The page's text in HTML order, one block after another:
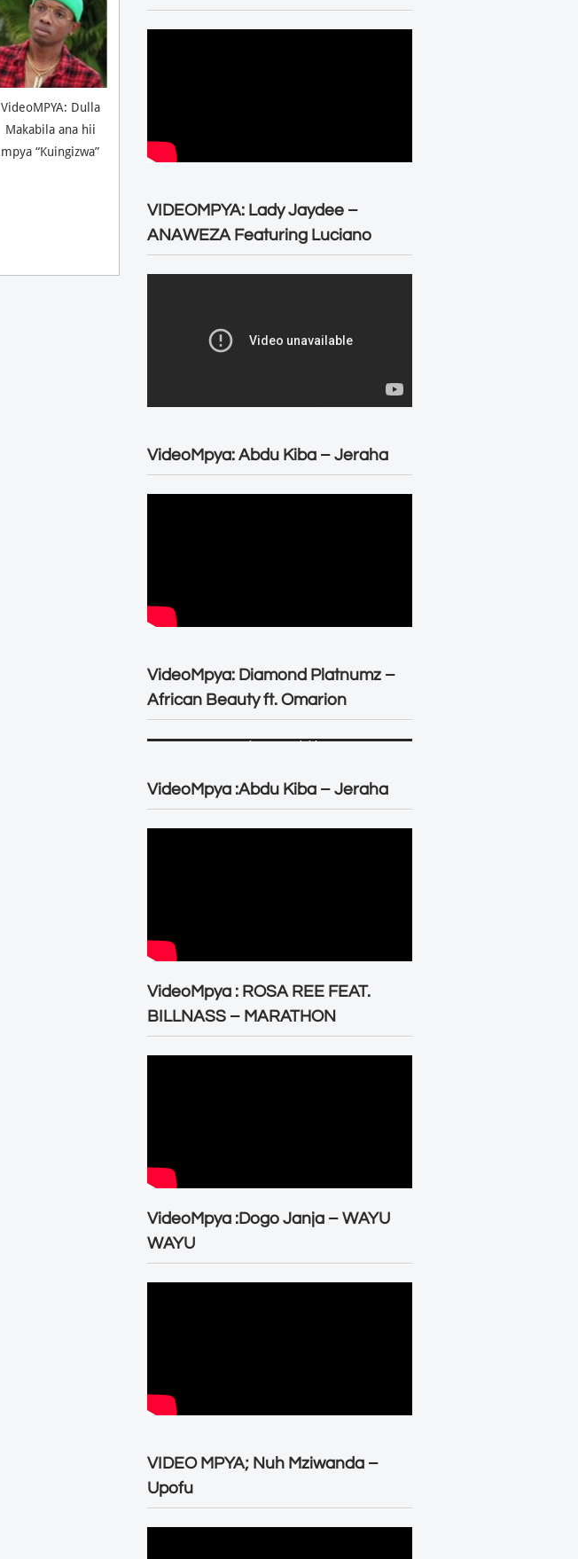
VideoMPYA: Dulla
Makabila ana hii
mpya “Kuingizwa”
VIDEOMPYA: Lady Jaydee –
ANAWEZA Featuring Luciano
VideoMpya: Abdu Kiba – Jeraha
VideoMpya: Diamond Platnumz –
African Beauty ft. Omarion
VideoMpya :Abdu Kiba – Jeraha
VideoMpya : ROSA REE FEAT.
BILLNASS – MARATHON
VideoMpya :Dogo Janja – WAYU
WAYU
VIDEO MPYA; Nuh Mziwanda –
Upofu